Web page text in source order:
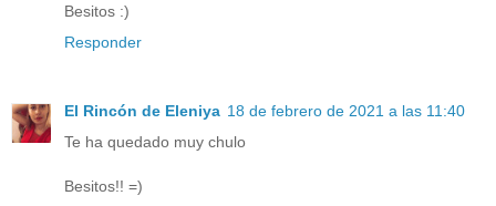
Besitos :)
Responder
El Rincón de Eleniya 18 de febrero de 2021 a las 11:40
Te ha quedado muy chulo
Besitos!! =)